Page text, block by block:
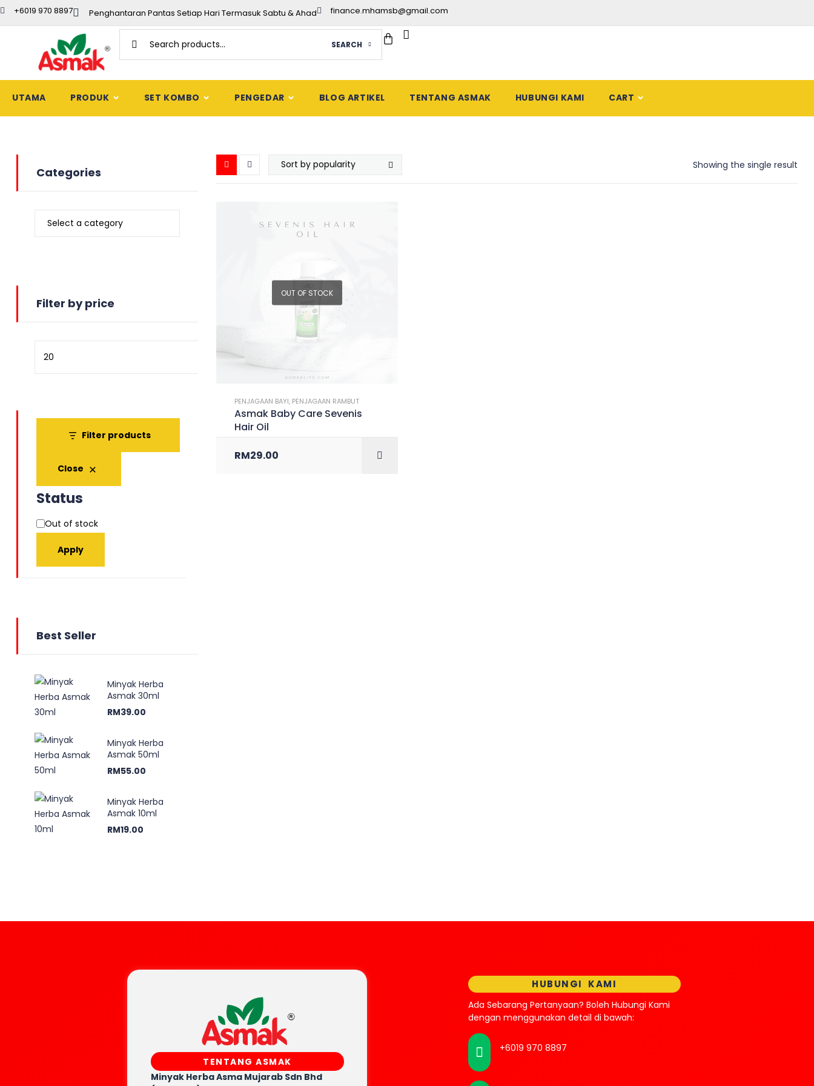
+6019 970 8897 Penghantaran Pantas Setiap Hari Termasuk Sabtu & Ahad finance.mhamsb@gmail.com
SEARCH
UTAMA PRODUK SET KOMBO PENGEDAR BLOG ARTIKEL TENTANG ASMAK HUBUNGI KAMI CART
Showing the single result
OUT OF STOCK
PENJAGAAN BAYI, PENJAGAAN RAMBUT
Asmak Baby Care Sevenis
Hair Oil
RM29.00
Categories
Filter by price
Filter products
Close
Status
Out of stock
Apply
Best Seller
Minyak Herba
Asmak 30ml
RM39.00
Minyak Herba
Asmak 50ml
RM55.00
Minyak Herba
Asmak 10ml
RM19.00
TENTANG ASMAK
Minyak Herba Asma Mujarab Sdn Bhd
HUBUNGI KAMI
Ada Sebarang Pertanyaan? Boleh Hubungi Kami
dengan menggunakan detail di bawah:
+6019 970 8897